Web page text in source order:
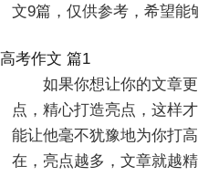
文9篇，仅供参考，希望能
高考作文 篇1
如果你想让你的文章
点，精心打造亮点，这样
能让他毫不犹豫地为你打
在，亮点越多，文章就越精